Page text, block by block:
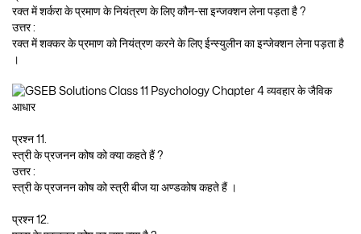
रक्त में शर्करा के प्रमाण के नियंत्रण के लिए कौन-सा इन्जक्शन लेना पड़ता है ?
उत्तर :
रक्त में शक्कर के प्रमाण को नियंत्रण करने के लिए ईन्स्युलीन का इन्जेक्शन लेना पड़ता है
।
प्रश्न 11.
स्त्री के प्रजनन कोष को क्या कहते हैं ?
उत्तर :
स्त्री के प्रजनन कोष को स्त्री बीज या अण्डकोष कहते हैं ।
प्रश्न 12.